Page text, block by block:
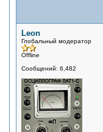
Leon
Глобальный модератор
Offline
Сообщений: 6,482